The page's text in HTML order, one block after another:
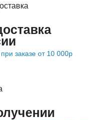
заказе от 10 000р